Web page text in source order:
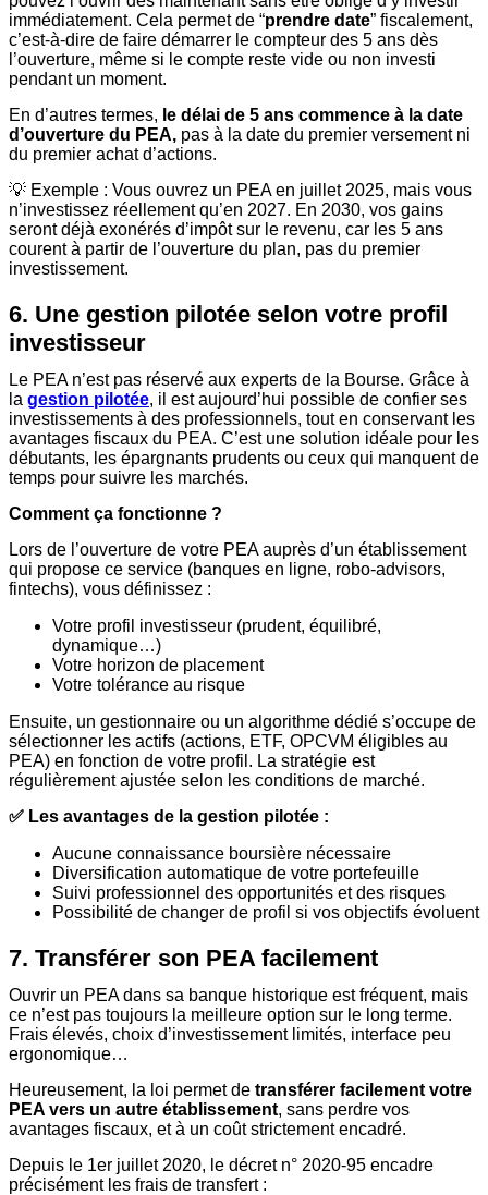
immédiatement. Cela permet de “prendre date” fiscalement,
c’est-à-dire de faire démarrer le compteur des 5 ans dès
l’ouverture, même si le compte reste vide ou non investi
pendant un moment.
En d’autres termes, le délai de 5 ans commence à la date
d’ouverture du PEA, pas à la date du premier versement ni
du premier achat d’actions.
💡 Exemple : Vous ouvrez un PEA en juillet 2025, mais vous
n’investissez réellement qu’en 2027. En 2030, vos gains
seront déjà exonérés d’impôt sur le revenu, car les 5 ans
courent à partir de l’ouverture du plan, pas du premier
investissement.
6. Une gestion pilotée selon votre profil
investisseur
Le PEA n’est pas réservé aux experts de la Bourse. Grâce à
la gestion pilotée, il est aujourd’hui possible de confier ses
investissements à des professionnels, tout en conservant les
avantages fiscaux du PEA. C’est une solution idéale pour les
débutants, les épargnants prudents ou ceux qui manquent de
temps pour suivre les marchés.
Comment ça fonctionne ?
Lors de l’ouverture de votre PEA auprès d’un établissement
qui propose ce service (banques en ligne, robo-advisors,
fintechs), vous définissez :
Votre profil investisseur (prudent, équilibré,
dynamique…)
Votre horizon de placement
Votre tolérance au risque
Ensuite, un gestionnaire ou un algorithme dédié s’occupe de
sélectionner les actifs (actions, ETF, OPCVM éligibles au
PEA) en fonction de votre profil. La stratégie est
régulièrement ajustée selon les conditions de marché.
✅ Les avantages de la gestion pilotée :
Aucune connaissance boursière nécessaire
Diversification automatique de votre portefeuille
Suivi professionnel des opportunités et des risques
Possibilité de changer de profil si vos objectifs évoluent
7. Transférer son PEA facilement
Ouvrir un PEA dans sa banque historique est fréquent, mais
ce n’est pas toujours la meilleure option sur le long terme.
Frais élevés, choix d’investissement limités, interface peu
ergonomique…
Heureusement, la loi permet de transférer facilement votre
PEA vers un autre établissement, sans perdre vos
avantages fiscaux, et à un coût strictement encadré.
Depuis le 1er juillet 2020, le décret n° 2020-95 encadre
précisément les frais de transfert :